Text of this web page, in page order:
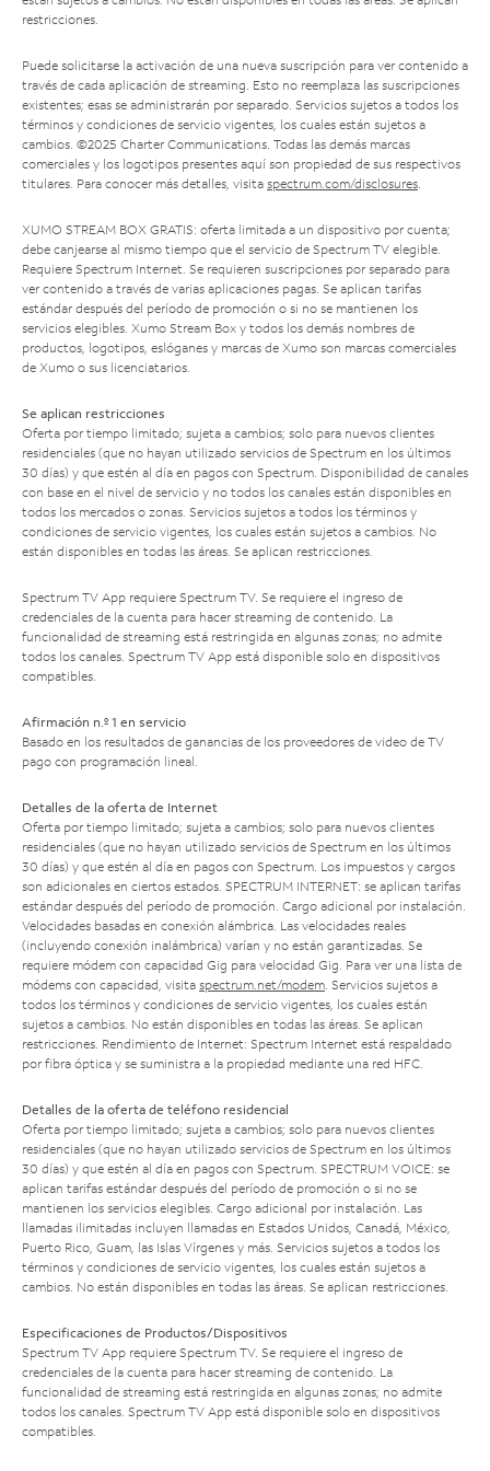
restricciones.
Puede solicitarse la activación de una nueva suscripción para ver contenido a
través de cada aplicación de streaming. Esto no reemplaza las suscripciones
existentes; esas se administrarán por separado. Servicios sujetos a todos los
términos y condiciones de servicio vigentes, los cuales están sujetos a
cambios. ©2025 Charter Communications. Todas las demás marcas
comerciales y los logotipos presentes aquí son propiedad de sus respectivos
titulares. Para conocer más detalles, visita spectrum.com/disclosures.
XUMO STREAM BOX GRATIS: oferta limitada a un dispositivo por cuenta;
debe canjearse al mismo tiempo que el servicio de Spectrum TV elegible.
Requiere Spectrum Internet. Se requieren suscripciones por separado para
ver contenido a través de varias aplicaciones pagas. Se aplican tarifas
estándar después del período de promoción o si no se mantienen los
servicios elegibles. Xumo Stream Box y todos los demás nombres de
productos, logotipos, eslóganes y marcas de Xumo son marcas comerciales
de Xumo o sus licenciatarios.
Se aplican restricciones
Oferta por tiempo limitado; sujeta a cambios; solo para nuevos clientes
residenciales (que no hayan utilizado servicios de Spectrum en los últimos
30 días) y que estén al día en pagos con Spectrum. Disponibilidad de canales
con base en el nivel de servicio y no todos los canales están disponibles en
todos los mercados o zonas. Servicios sujetos a todos los términos y
condiciones de servicio vigentes, los cuales están sujetos a cambios. No
están disponibles en todas las áreas. Se aplican restricciones.
Spectrum TV App requiere Spectrum TV. Se requiere el ingreso de
credenciales de la cuenta para hacer streaming de contenido. La
funcionalidad de streaming está restringida en algunas zonas; no admite
todos los canales. Spectrum TV App está disponible solo en dispositivos
compatibles.
Afirmación n.º 1 en servicio
Basado en los resultados de ganancias de los proveedores de video de TV
pago con programación lineal.
Detalles de la oferta de Internet
Oferta por tiempo limitado; sujeta a cambios; solo para nuevos clientes
residenciales (que no hayan utilizado servicios de Spectrum en los últimos
30 días) y que estén al día en pagos con Spectrum. Los impuestos y cargos
son adicionales en ciertos estados. SPECTRUM INTERNET: se aplican tarifas
estándar después del período de promoción. Cargo adicional por instalación.
Velocidades basadas en conexión alámbrica. Las velocidades reales
(incluyendo conexión inalámbrica) varían y no están garantizadas. Se
requiere módem con capacidad Gig para velocidad Gig. Para ver una lista de
módems con capacidad, visita spectrum.net/modem. Servicios sujetos a
todos los términos y condiciones de servicio vigentes, los cuales están
sujetos a cambios. No están disponibles en todas las áreas. Se aplican
restricciones. Rendimiento de Internet: Spectrum Internet está respaldado
por fibra óptica y se suministra a la propiedad mediante una red HFC.
Detalles de la oferta de teléfono residencial
Oferta por tiempo limitado; sujeta a cambios; solo para nuevos clientes
residenciales (que no hayan utilizado servicios de Spectrum en los últimos
30 días) y que estén al día en pagos con Spectrum. SPECTRUM VOICE: se
aplican tarifas estándar después del período de promoción o si no se
mantienen los servicios elegibles. Cargo adicional por instalación. Las
llamadas ilimitadas incluyen llamadas en Estados Unidos, Canadá, México,
Puerto Rico, Guam, las Islas Vírgenes y más. Servicios sujetos a todos los
términos y condiciones de servicio vigentes, los cuales están sujetos a
cambios. No están disponibles en todas las áreas. Se aplican restricciones.
Especificaciones de Productos/Dispositivos
Spectrum TV App requiere Spectrum TV. Se requiere el ingreso de
credenciales de la cuenta para hacer streaming de contenido. La
funcionalidad de streaming está restringida en algunas zonas; no admite
todos los canales. Spectrum TV App está disponible solo en dispositivos
compatibles.